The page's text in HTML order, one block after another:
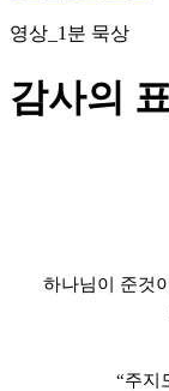
영상_1분 묵상
감사의
하나님이 준것
“주지